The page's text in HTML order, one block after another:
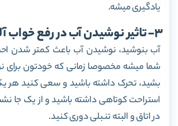
یادگیری میشه.
3- تاثیر نوشیدن آب در رفع خواب آلودگی
آب بنوشید، نوشیدن آب باعث کمتر شدن
شما میشه مخصوصا زمانی که خودتون برای
بشید، تحرک داشته باشید و سعی کنید هر
استراحت کوتاهی داشته باشید و از یک جا
در اتاق و البته تنبلی دوری کنید.